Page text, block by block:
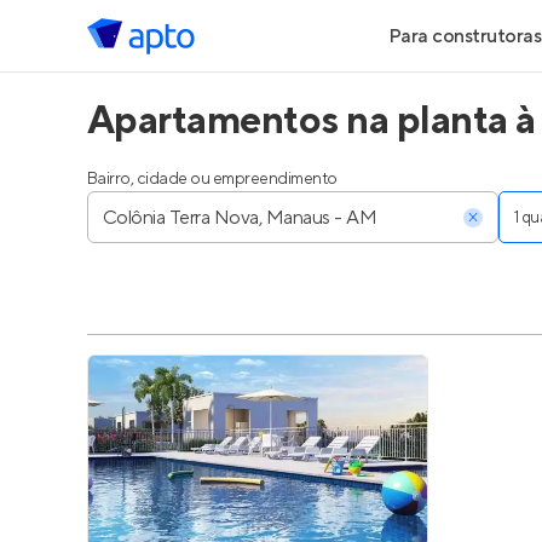
Para construtoras
Geração de
Geração de
Parcerias
Anunciar
Entrar no
Apartamentos na planta
Bairro, cidade ou empreendimento
1